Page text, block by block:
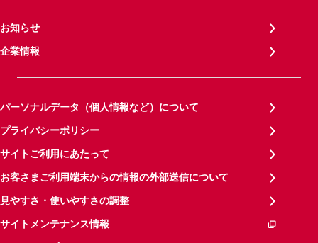
お知らせ
企業情報
パーソナルデータ（個人情報など）について
プライバシーポリシー
サイトご利用にあたって
お客さまご利用端末からの情報の外部送信について
見やすさ・使いやすさの調整
サイトメンテナンス情報